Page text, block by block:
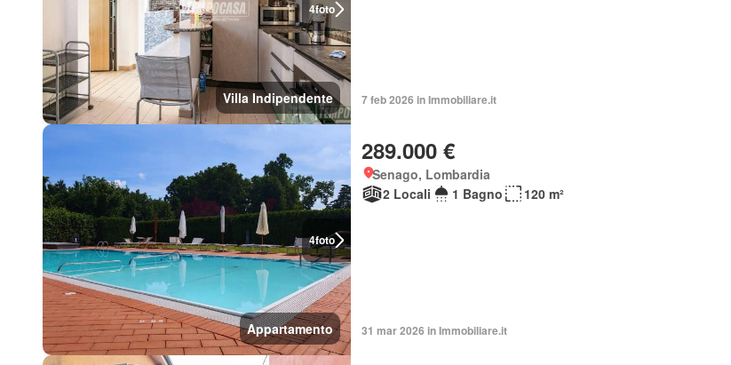
4foto
Villa Indipendente 7 feb 2026 in Immobiliare.it
4foto
Appartamento
289.000 €
Senago, Lombardia
2 Locali
1 Bagno 120 m²
31 mar 2026 in Immobiliare.it